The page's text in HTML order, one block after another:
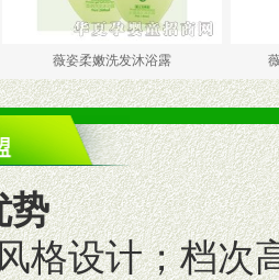
薇姿柔嫩洗发沐浴露 薇姿婴儿
势
格设计；档次